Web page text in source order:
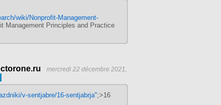
wiki/Nonprofit-Management-
Management Principles and Practice
mercredi 22 décembre 2021,
v-sentjabre/16-sentjabrja";>16